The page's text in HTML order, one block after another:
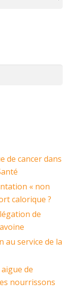
de cancer dans
« non
calorique ?
de
au service de la
de
nourrissons